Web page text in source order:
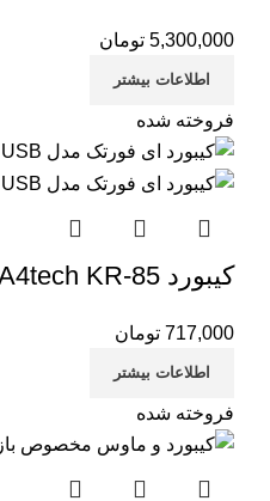
5,300,000 تومان
اطلاعات بیشتر
فروخته شده
کیبورد A4tech KR-85
717,000 تومان
اطلاعات بیشتر
فروخته شده